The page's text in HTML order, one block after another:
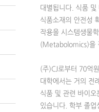
대별됩니다. 식품
식품소재의 안전성
작용을 시스템생물
(Metabolomics)을
(주)CJ로부터 70억
대학에서는 거의 전
식품 및 관련 바이
있습니다. 학부 졸